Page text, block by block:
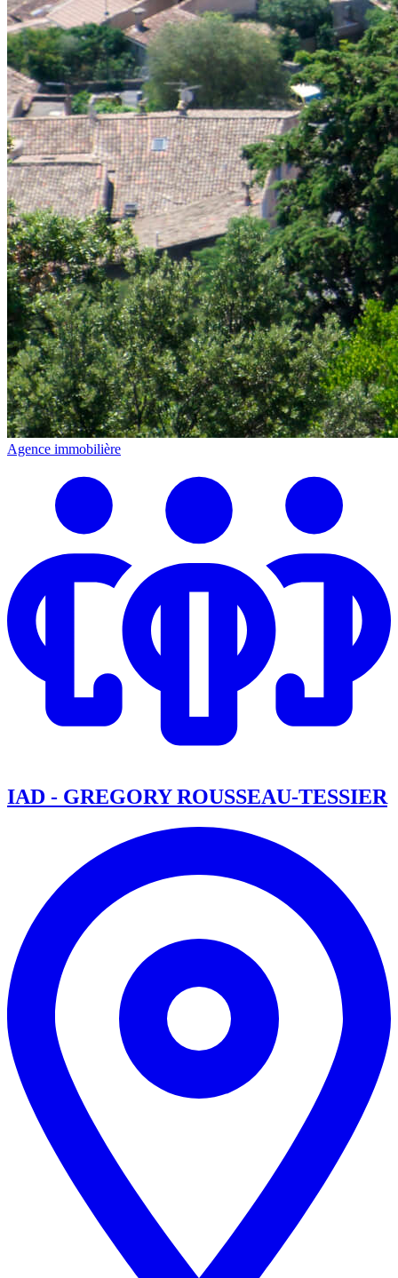
Agence immobilière
IAD - GREGORY ROUSSEAU-TESSIER